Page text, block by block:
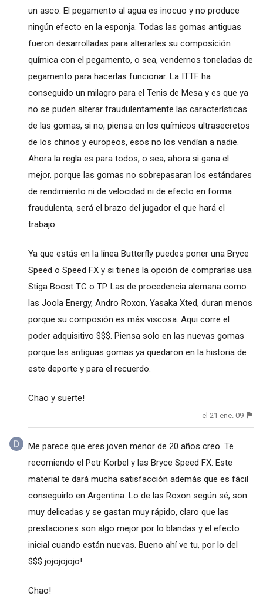
un asco. El pegamento al agua es inocuo y no produce
ningún efecto en la esponja. Todas las gomas antiguas
fueron desarrolladas para alterarles su composición
química con el pegamento, o sea, vendernos toneladas de
pegamento para hacerlas funcionar. La ITTF ha
conseguido un milagro para el Tenis de Mesa y es que ya
no se puden alterar fraudulentamente las características
de las gomas, si no, piensa en los químicos ultrasecretos
de los chinos y europeos, esos no los vendían a nadie.
Ahora la regla es para todos, o sea, ahora si gana el
mejor, porque las gomas no sobrepasaran los estándares
de rendimiento ni de velocidad ni de efecto en forma
fraudulenta, será el brazo del jugador el que hará el
trabajo.
Ya que estás en la línea Butterfly puedes poner una Bryce
Speed o Speed FX y si tienes la opción de comprarlas usa
Stiga Boost TC o TP. Las de procedencia alemana como
las Joola Energy, Andro Roxon, Yasaka Xted, duran menos
porque su composión es más viscosa. Aqui corre el
poder adquisitivo $$$. Piensa solo en las nuevas gomas
porque las antiguas gomas ya quedaron en la historia de
este deporte y para el recuerdo.
Chao y suerte!
el 21 ene. 09
Me parece que eres joven menor de 20 años creo. Te
recomiendo el Petr Korbel y las Bryce Speed FX. Este
material te dará mucha satisfacción además que es fácil
conseguirlo en Argentina. Lo de las Roxon según sé, son
muy delicadas y se gastan muy rápido, claro que las
prestaciones son algo mejor por lo blandas y el efecto
inicial cuando están nuevas. Bueno ahí ve tu, por lo del
$$$ jojojojojo!
Chao!